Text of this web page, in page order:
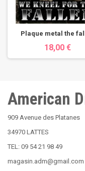
Plaque metal the
18,00 €
American
909 Avenue des Platanes
34970 LATTES
TEL: 09 54 21 98 49
magasin.adm@gmail.com